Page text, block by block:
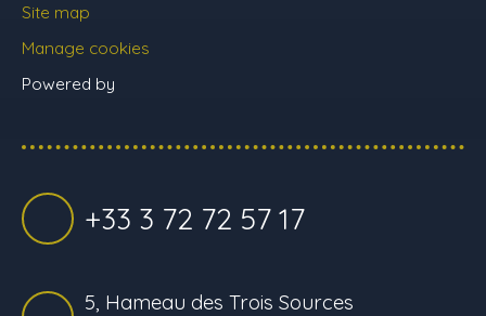
Site map
Manage cookies
Powered by
+33 3 72 72 57 17
5, Hameau des Trois Sources